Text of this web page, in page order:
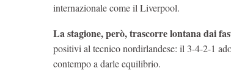
internazionale come il Liverpool.
La stagione, però, trascorre lontana dai
positivi al tecnico nordirlandese: il 3-4-2-1
contempo a darle equilibrio.